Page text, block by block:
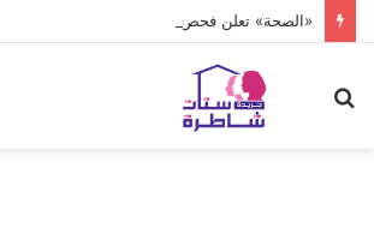
«الصحة» تعلن فحص أكثر من 10 ملايين طفل